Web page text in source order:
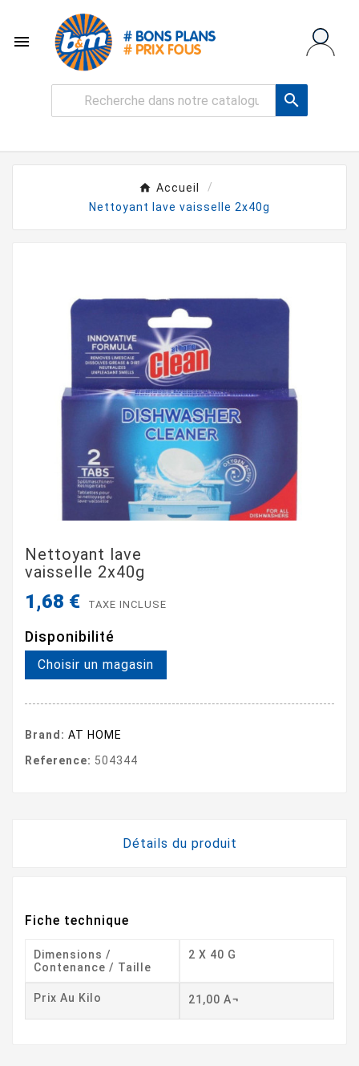


Accueil
Nettoyant lave vaisselle 2x40g
Nettoyant lave
vaisselle 2x40g
1,68 € TAXE INCLUSE
Disponibilité
Choisir un magasin
Brand: AT HOME
Reference: 504344
Détails du produit
Fiche technique
Dimensions /
Contenance / Taille
2 X 40 G
Prix Au Kilo 21,00 A¬